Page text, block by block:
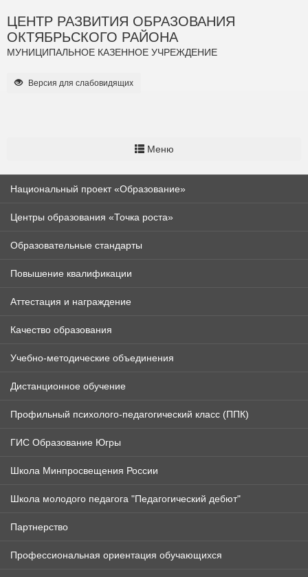
ЦЕНТР РАЗВИТИЯ ОБРАЗОВАНИЯ
ОКТЯБРЬСКОГО РАЙОНА
МУНИЦИПАЛЬНОЕ КАЗЕННОЕ УЧРЕЖДЕНИЕ
Версия для слабовидящих
Меню
Национальный проект «Образование»
Центры образования «Точка роста»
Образовательные стандарты
Повышение квалификации
Аттестация и награждение
Качество образования
Учебно-методические объединения
Дистанционное обучение
Профильный психолого-педагогический класс (ППК)
ГИС Образование Югры
Школа Минпросвещения России
Школа молодого педагога "Педагогический дебют"
Партнерство
Профессиональная ориентация обучающихся